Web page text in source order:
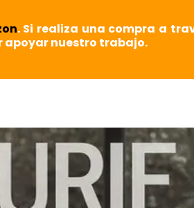
. Si realiza una compra a
apoyar nuestro trabajo.